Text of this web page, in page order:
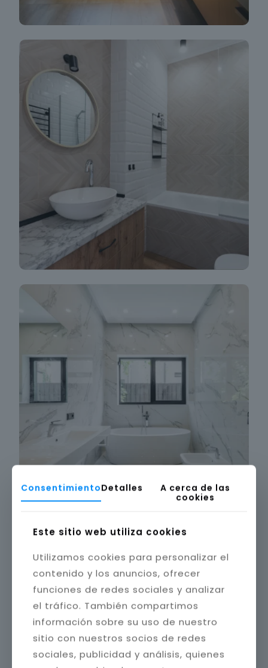
ConsentimientoDetalles
A cerca de las
cookies
Este sitio web utiliza cookies
Utilizamos cookies para personalizar el
contenido y los anuncios, ofrecer
funciones de redes sociales y analizar
el tráfico. También compartimos
información sobre su uso de nuestro
sitio con nuestros socios de redes
sociales, publicidad y análisis, quienes